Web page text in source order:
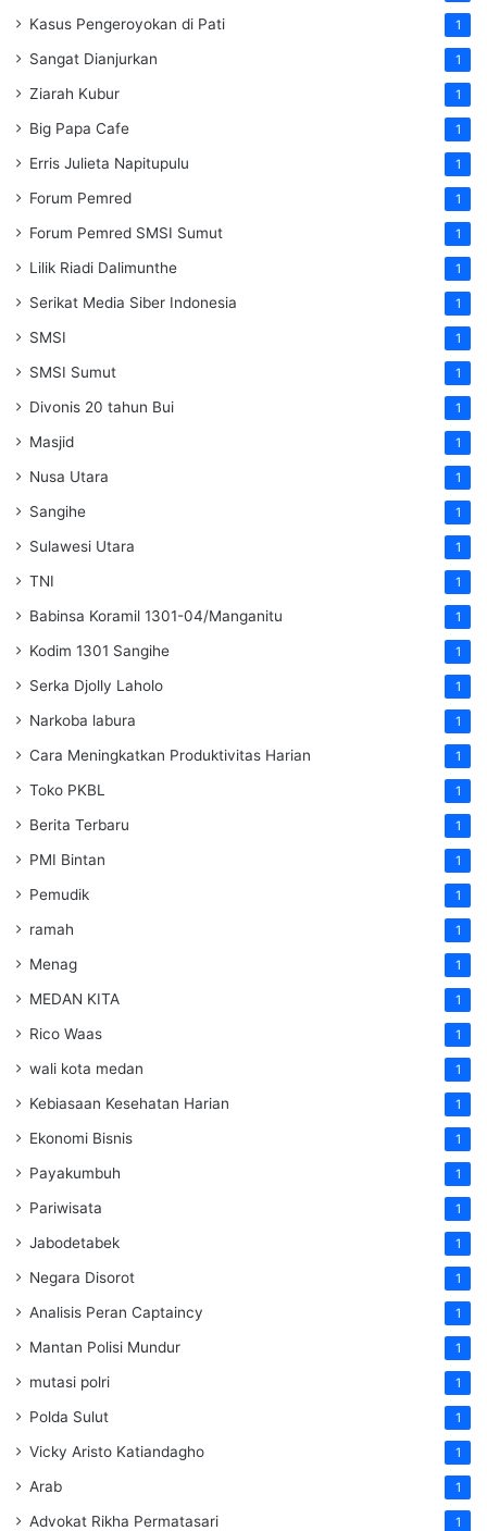
Kasus Pengeroyokan di Pati 1
Sangat Dianjurkan 1
Ziarah Kubur 1
Big Papa Cafe 1
Erris Julieta Napitupulu 1
Forum Pemred 1
Forum Pemred SMSI Sumut 1
Lilik Riadi Dalimunthe 1
Serikat Media Siber Indonesia 1
SMSI 1
SMSI Sumut 1
Divonis 20 tahun Bui 1
Masjid 1
Nusa Utara 1
Sangihe 1
Sulawesi Utara 1
TNI 1
Babinsa Koramil 1301-04/Manganitu 1
Kodim 1301 Sangihe 1
Serka Djolly Laholo 1
Narkoba labura 1
Cara Meningkatkan Produktivitas Harian 1
Toko PKBL 1
Berita Terbaru 1
PMI Bintan 1
Pemudik 1
ramah 1
Menag 1
MEDAN KITA 1
Rico Waas 1
wali kota medan 1
Kebiasaan Kesehatan Harian 1
Ekonomi Bisnis 1
Payakumbuh 1
Pariwisata 1
Jabodetabek 1
Negara Disorot 1
Analisis Peran Captaincy 1
Mantan Polisi Mundur 1
mutasi polri 1
Polda Sulut 1
Vicky Aristo Katiandagho 1
Arab 1
Advokat Rikha Permatasari 1